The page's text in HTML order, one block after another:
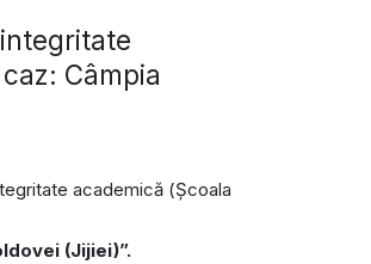
Câmpia
academică (Școala
(Jijiei)”.